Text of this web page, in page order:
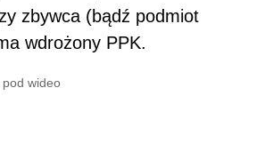
zbywca (bądź podmiot
wdrożony PPK.
pod wideo